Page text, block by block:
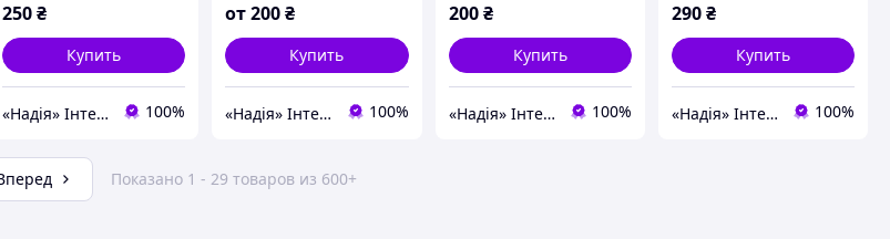
250₴
Купить
«Надія» Інтернет-Магазин 100%
от200₴
Купить
«Надія» Інтернет-Магазин 100%
200 ₴
Купить
«Надія» Інтернет-Магазин 100%
290₴
Купить
«Надія» Інтернет-Магазин 100%
Показано 1 - 29 товаров из 600+